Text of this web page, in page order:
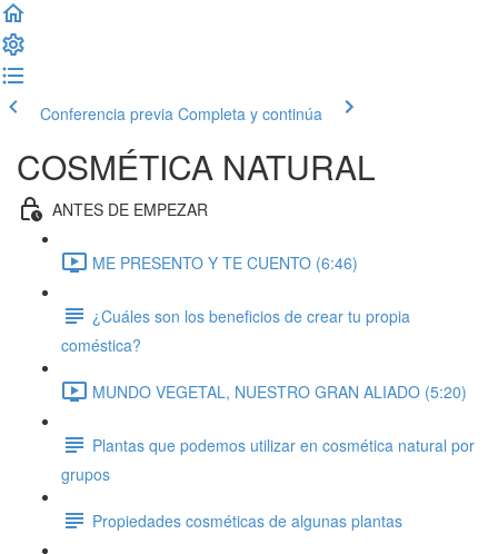
Conferencia previa Completa y continúa
COSMÉTICA NATURAL
ANTES DE EMPEZAR
ME PRESENTO Y TE CUENTO (6:46)
¿Cuáles son los beneficios de crear tu propia
coméstica?
MUNDO VEGETAL, NUESTRO GRAN ALIADO (5:20)
Plantas que podemos utilizar en cosmética natural por
grupos
Propiedades cosméticas de algunas plantas